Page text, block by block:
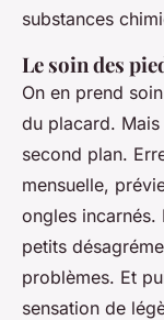
substances
Le soin des
On en prend
du placard. Mais
second plan.
mensuelle,
ongles incarnés.
petits
problèmes. Et
sensation de